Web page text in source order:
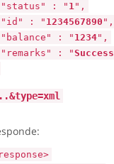
"status" : " 1",
"id" : " 1234567890 ",
"balance" : " 1234",
"remarks" : "Success